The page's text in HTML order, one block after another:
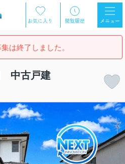
は終了しました。
中古戸建